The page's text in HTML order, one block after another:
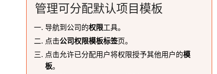
管理可分配默认项目模板
导航到公司的权限工具。
点击公司权限模板标签页。
点击允许已分配用户将权限授予其他用户的模
板。